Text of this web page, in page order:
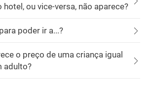
ou vice-versa, não aparece?
poder ir a...?
o preço de uma criança igual
adulto?